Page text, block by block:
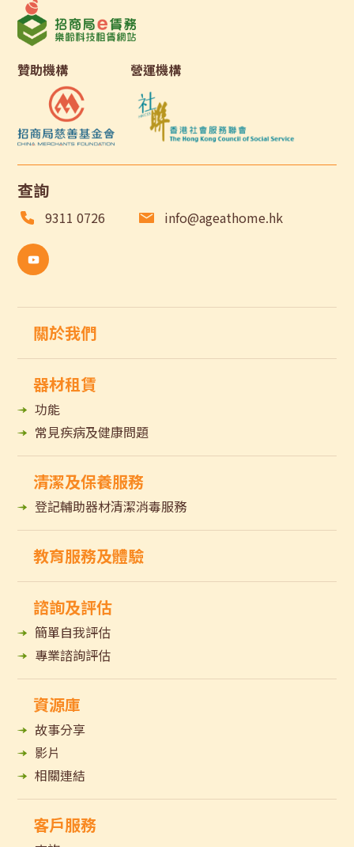
贊助機構 營運機構
查詢
9311 0726 info@ageathome.hk
關於我們
器材租賃
功能
常見疾病及健康問題
清潔及保養服務
登記輔助器材清潔消毒服務
教育服務及體驗
諮詢及評估
簡單自我評估
專業諮詢評估
資源庫
故事分享
影片
相關連結
客戶服務